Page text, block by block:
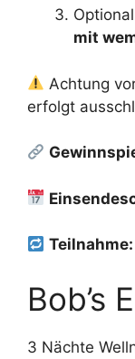
mit
Achtung
erfolgt
Teilnahme:
Bob’s
3 Nächte